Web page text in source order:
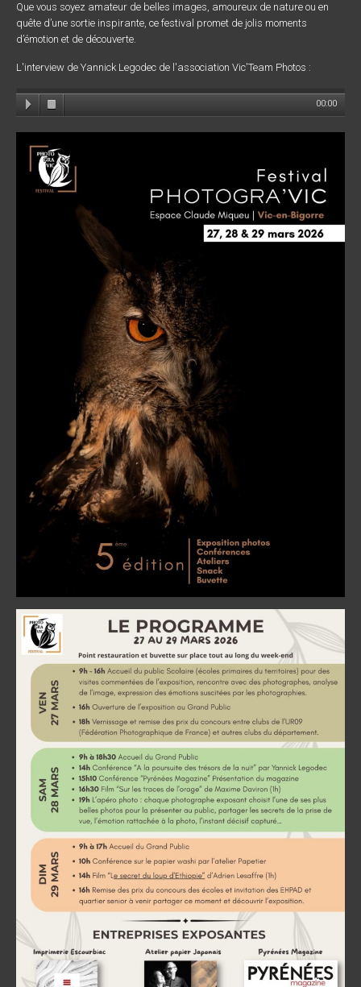
Que vous soyez amateur de belles images, amoureux de nature ou en
quête d’une sortie inspirante, ce festival promet de jolis moments
d’émotion et de découverte.
L'interview de Yannick Legodec de l'association Vic'Team Photos :
00:00